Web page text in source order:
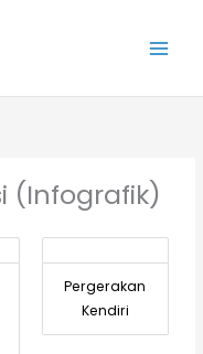
(Infografik)
Pergerakan
Kendiri